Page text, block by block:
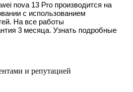
nova 13 Pro производится на
с использованием
На все работы
3 месяца. Узнать подробные
и репутацией